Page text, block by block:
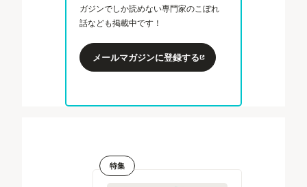
ガジンでしか読めない専門家のこぼれ
話なども掲載中です！
メールマガジンに登録する
特集